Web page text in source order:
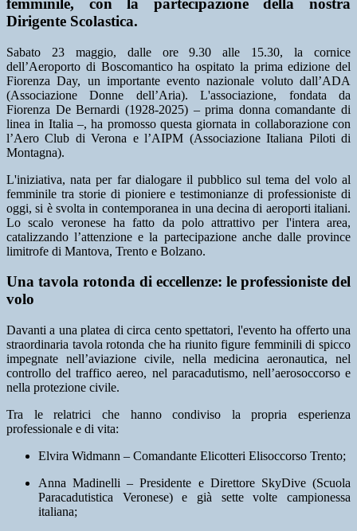
femminile, con la partecipazione della nostra
Dirigente Scolastica.
Sabato 23 maggio, dalle ore 9.30 alle 15.30, la cornice
dell’Aeroporto di Boscomantico ha ospitato la prima edizione del
Fiorenza Day, un importante evento nazionale voluto dall’ADA
(Associazione Donne dell’Aria). L'associazione, fondata da
Fiorenza De Bernardi (1928-2025) – prima donna comandante di
linea in Italia –, ha promosso questa giornata in collaborazione con
l’Aero Club di Verona e l’AIPM (Associazione Italiana Piloti di
Montagna).
L'iniziativa, nata per far dialogare il pubblico sul tema del volo al
femminile tra storie di pioniere e testimonianze di professioniste di
oggi, si è svolta in contemporanea in una decina di aeroporti italiani.
Lo scalo veronese ha fatto da polo attrattivo per l'intera area,
catalizzando l’attenzione e la partecipazione anche dalle province
limitrofe di Mantova, Trento e Bolzano.
Una tavola rotonda di eccellenze: le professioniste del
volo
Davanti a una platea di circa cento spettatori, l'evento ha offerto una
straordinaria tavola rotonda che ha riunito figure femminili di spicco
impegnate nell’aviazione civile, nella medicina aeronautica, nel
controllo del traffico aereo, nel paracadutismo, nell’aerosoccorso e
nella protezione civile.
Tra le relatrici che hanno condiviso la propria esperienza
professionale e di vita:
Elvira Widmann – Comandante Elicotteri Elisoccorso Trento;
Anna Madinelli – Presidente e Direttore SkyDive (Scuola
Paracadutistica Veronese) e già sette volte campionessa
italiana;